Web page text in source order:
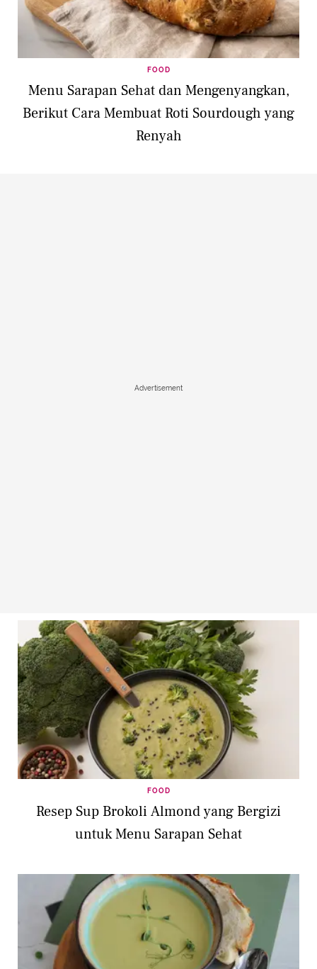
FOOD
Menu Sarapan Sehat dan Mengenyangkan,
Berikut Cara Membuat Roti Sourdough yang
Renyah
Advertisement
FOOD
Resep Sup Brokoli Almond yang Bergizi
untuk Menu Sarapan Sehat